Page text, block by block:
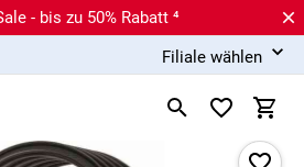
- bis zu 50% Rabatt ⁴
Filiale wählen